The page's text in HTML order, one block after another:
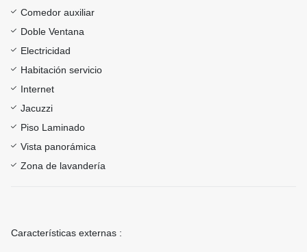
Comedor auxiliar
Doble Ventana
Electricidad
Habitación servicio
Internet
Jacuzzi
Piso Laminado
Vista panorámica
Zona de lavandería
Características externas :